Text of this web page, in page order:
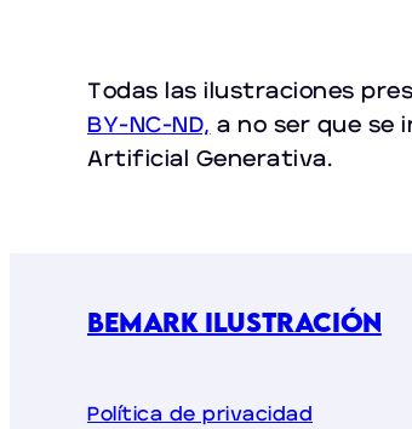
Todas las ilustraciones
BY-NC-ND, a no ser que se
Artificial Generativa.
bemark ilustración
Política de privacidad